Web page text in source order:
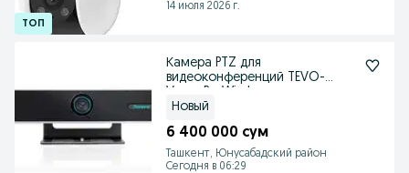
14 июля 2026 г.
Камера PTZ для
видеоконференций TEVO-
Новый
6 400 000 сум
Ташкент, Юнусабадский район
Сегодня в 06:29